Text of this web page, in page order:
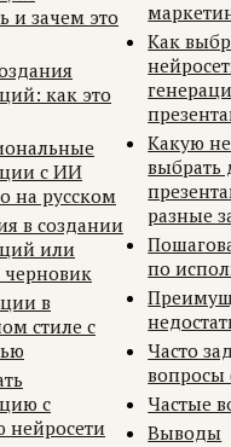
и зачем это
как это
с ИИ
на русском
в создании
или
в
стиле с
с
Как
Какую
выбрать
разные
по
Часто
вопросы
Частые
Выводы